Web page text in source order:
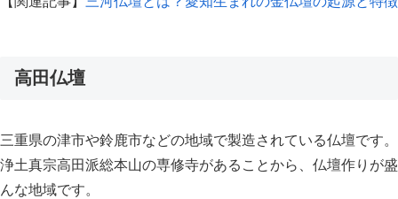
高田仏壇
三重県の津市や鈴鹿市などの地域で製造されている仏壇です。
浄土真宗高田派総本山の専修寺があることから、仏壇作りが盛
んな地域です。